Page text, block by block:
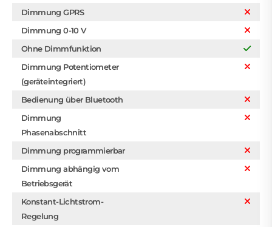
Dimmung GPRS
Dimmung 0-10 V
Ohne Dimmfunktion
Dimmung Potentiometer
(geräteintegriert)
Bedienung über Bluetooth
Dimmung
Phasenabschnitt
Dimmung programmierbar
Dimmung abhängig vom
Betriebsgerät
Konstant-Lichtstrom-
Regelung